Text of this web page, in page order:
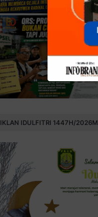
IKLAN IDULFITRI 1447H/2026M